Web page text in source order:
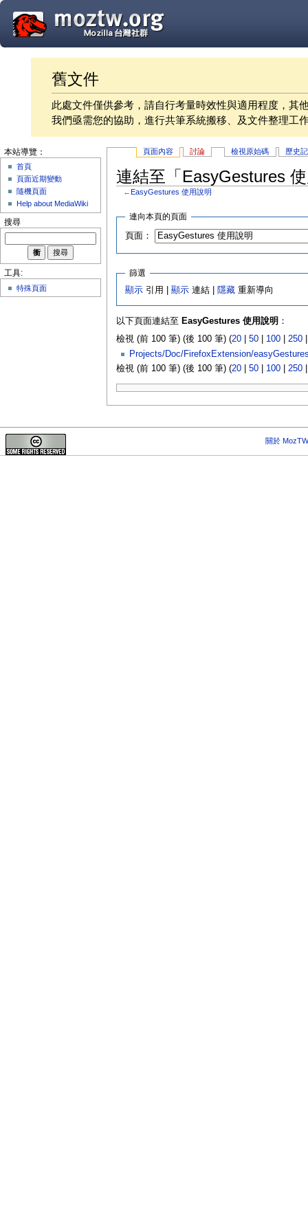
舊文件
此處文件僅供參考，請自行考量時效性與適用程度，其
我們亟需您的協助，進行共筆系統搬移、及文件整理工
頁面內容 討論 檢視原始碼 歷史
連結至「EasyGestures
← EasyGestures 使用說明
連向本頁的頁面
頁面：
篩選
顯示 引用 |顯示 連結 | 隱藏 重新導向
以下頁面連結至 EasyGestures 使用說明 ：
檢視 (前 100 筆) (後 100 筆) (20| 50| 100| 250
Projects/Doc/FirefoxExtension/
檢視 (前 100 筆) (後 100 筆) (20| 50| 100| 250
本站導覽：
首頁
頁面近期變動
隨機頁面
Help about MediaWiki
搜尋
工具:
特殊頁面
關於